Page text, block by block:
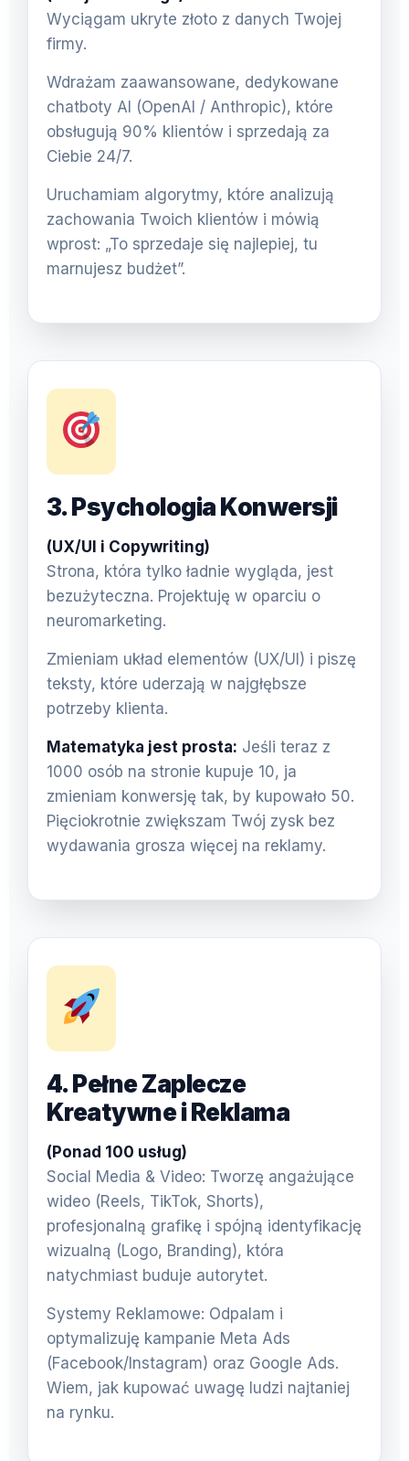
Wyciągam ukryte złoto z danych Twojej
firmy.
Wdrażam zaawansowane, dedykowane
chatboty AI (OpenAI / Anthropic), które
obsługują 90% klientów i sprzedają za
Ciebie 24/7.
Uruchamiam algorytmy, które analizują
zachowania Twoich klientów i mówią
wprost: „To sprzedaje się najlepiej, tu
marnujesz budżet”.
3. Psychologia Konwersji
(UX/UI i Copywriting)
Strona, która tylko ładnie wygląda, jest
bezużyteczna. Projektuję w oparciu o
neuromarketing.
Zmieniam układ elementów (UX/UI) i piszę
teksty, które uderzają w najgłębsze
potrzeby klienta.
Matematyka jest prosta: Jeśli teraz z
1000 osób na stronie kupuje 10, ja
zmieniam konwersję tak, by kupowało 50.
Pięciokrotnie zwiększam Twój zysk bez
wydawania grosza więcej na reklamy.
4. Pełne Zaplecze
Kreatywne i Reklama
(Ponad 100 usług)
Social Media & Video: Tworzę angażujące
wideo (Reels, TikTok, Shorts),
profesjonalną grafikę i spójną identyfikację
wizualną (Logo, Branding), która
natychmiast buduje autorytet.
Systemy Reklamowe: Odpalam i
optymalizuję kampanie Meta Ads
(Facebook/Instagram) oraz Google Ads.
Wiem, jak kupować uwagę ludzi najtaniej
na rynku.